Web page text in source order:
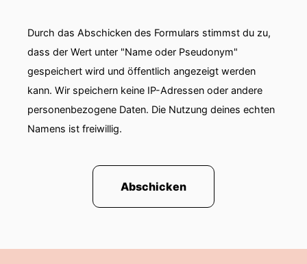
Durch das Abschicken des Formulars stimmst du zu,
dass der Wert unter "Name oder Pseudonym"
gespeichert wird und öffentlich angezeigt werden
kann. Wir speichern keine IP-Adressen oder andere
personenbezogene Daten. Die Nutzung deines echten
Namens ist freiwillig.
Abschicken